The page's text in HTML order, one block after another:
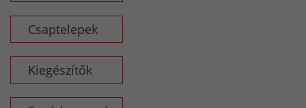
Csaptelepek
Kiegészítők